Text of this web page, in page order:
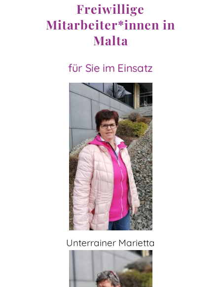
Freiwillige
Mitarbeiter*innen in
Malta
für Sie im Einsatz
Unterrainer Marietta